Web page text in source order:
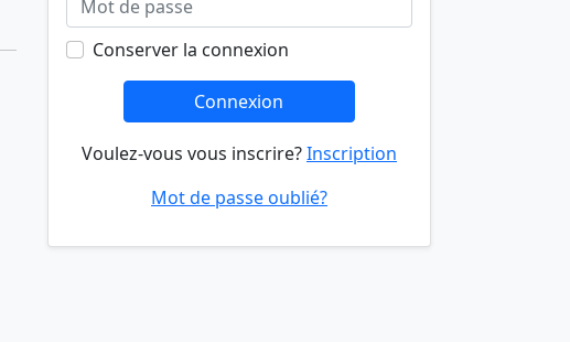
Conserver la connexion
Connexion
Voulez-vous vous inscrire?Inscription
Mot de passe oublié?